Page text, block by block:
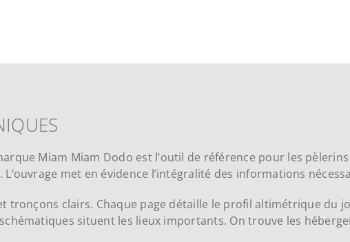
Miam Miam Dodo est l’outil de référence pour les
L’ouvrage met en évidence l’intégralité des informations
tronçons clairs. Chaque page détaille le profil altimétrique
situent les lieux importants. On trouve les